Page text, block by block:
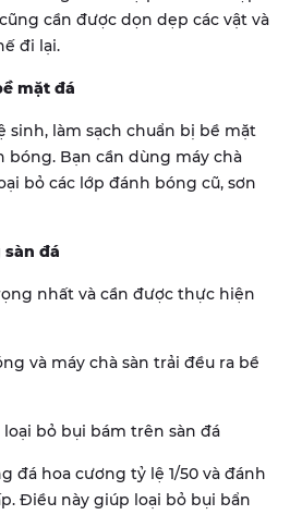
cần được dọn dẹp các vật và
đi lại.
mặt đá
sinh, làm sạch chuẩn bị bề mặt
bóng. Bạn cần dùng máy chà
bỏ các lớp đánh bóng cũ, sơn
sàn đá
nhất và cần được thực hiện
và máy chà sàn trải đều ra bề
bỏ bụi bám trên sàn đá
đá hoa cương tỷ lệ 1/50 và đánh
Điều này giúp loại bỏ bụi bẩn